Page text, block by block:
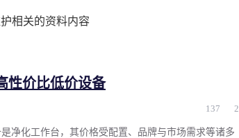
相关的资料内容
性价比低价设备
137 2
净化工作台，其价格受配置、品牌与市场需求等诸多